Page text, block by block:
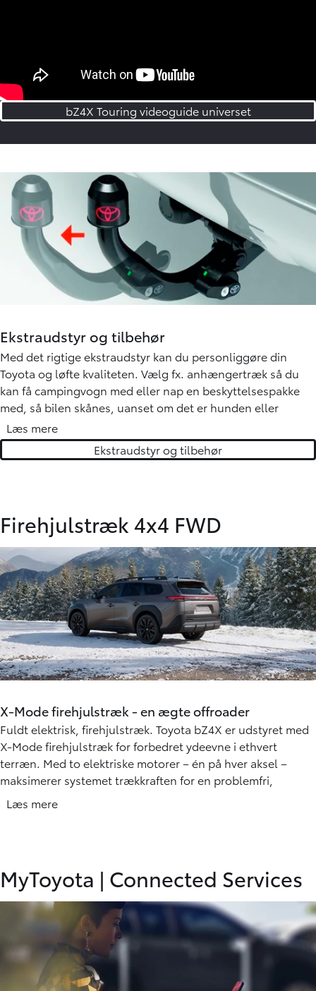
bZ4X Touring videoguide universet
Ekstraudstyr og tilbehør
Med det rigtige ekstraudstyr kan du personliggøre din
Toyota og løfte kvaliteten. Vælg fx. anhængertræk så du
kan få campingvogn med eller nap en beskyttelsespakke
med, så bilen skånes, uanset om det er hunden eller
sportsudstyret, der skal med.
Alt fås specielt designet og tilpasset lige præcis den Toyota
Læs mere
Ekstraudstyr og tilbehør
Firehjulstræk 4x4 FWD
X-Mode firehjulstræk - en ægte offroader
Fuldt elektrisk, firehjulstræk. Toyota bZ4X er udstyret med
X-Mode firehjulstræk for forbedret ydeevne i ethvert
terræn. Med to elektriske motorer – én på hver aksel –
maksimerer systemet trækkraften for en problemfri,
fuldelektrisk køreoplevelse, uanset hvor du er. X-Mode
leverer imponerende kraft og sikrer en dynamisk og
regnskyl eller omfavne kurverne på en snoet vej, giver
bZ4X's tilgængelige AWD-funktion dig selvtillid til at holde
kursen. Og med et tryk på en knap maksimerer X-MODE
bZ4X’s AWD-potentiale. Ved at justere drivkraften,
bremsen og gassen kan du nyde dens imponerende
ydeevne under hårdere forhold.
Læs mere
MyToyota | Connected Services